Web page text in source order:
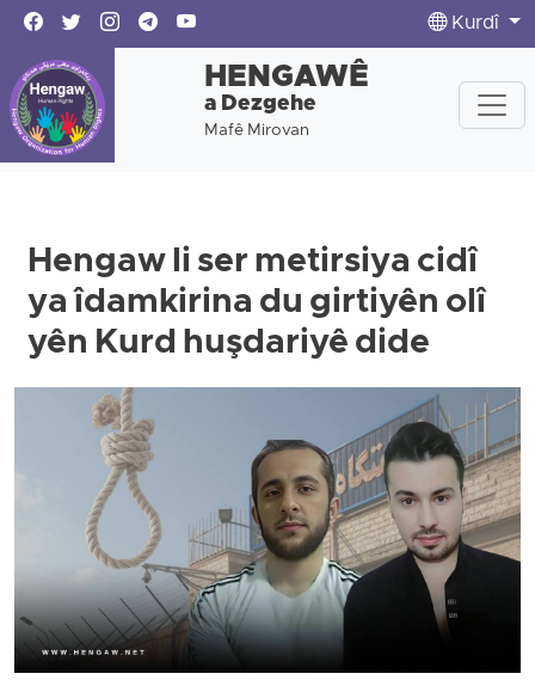
Kurdî
HENGAWÊ
a Dezgehe
Mafê Mirovan
Hengaw li ser metirsiya cidî
ya îdamkirina du girtiyên olî
yên Kurd huşdariyê dide